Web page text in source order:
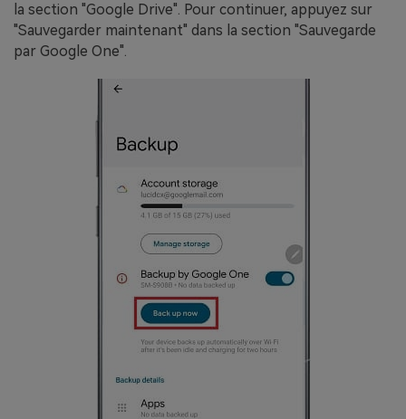
la section "Google Drive". Pour continuer, appuyez sur
"Sauvegarder maintenant" dans la section "Sauvegarde
par Google One".